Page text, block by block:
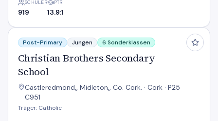
SCHÜLER
919
PTR
13.9:1
Christian Brothers Secondary School
Post-Primary Jungen 6 Sonderklassen
Christian Brothers Secondary
School
Castleredmond,, Midleton,, Co. Cork. · Cork · P25
C951
Träger: Catholic